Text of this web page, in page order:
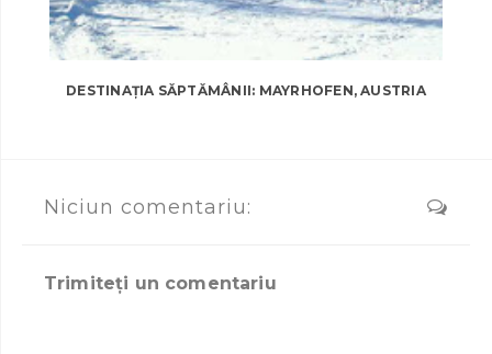
DESTINAȚIA SĂPTĂMÂNII: MAYRHOFEN, AUSTRIA
Niciun comentariu:
Trimiteți un comentariu